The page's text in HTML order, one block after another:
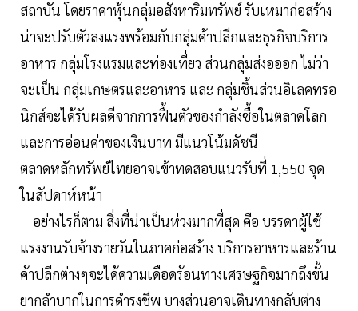
สถาบัน โดยราคาหุ้นกลุ่มอสังหาริมทรัพย์ รับเหมาก่อสร้าง
น่าจะปรับตัวลงแรงพร้อมกับกลุ่มค้าปลีกและธุรกิจบริการ
อาหาร กลุ่มโรงแรมและท่องเที่ยว ส่วนกลุ่มส่งอออก ไม่ว่า
จะเป็น กลุ่มเกษตรและอาหาร และ กลุ่มชิ้นส่วนอิเลคทรอ
นิกส์จะได้รับผลดีจากการฟื้นตัวของกำลังซื้อในตลาดโลก
และการอ่อนค่าของเงินบาท มีแนวโน้มดัชนี
ตลาดหลักทรัพย์ไทยอาจเข้าทดสอบแนวรับที่ 1,550 จุด
ในสัปดาห์หน้า
อย่างไรก็ตาม สิ่งที่น่าเป็นห่วงมากที่สุด คือ บรรดาผู้ใช้
แรงงานรับจ้างรายวันในภาคก่อสร้าง บริการอาหารและร้าน
ค้าปลีกต่างๆจะได้ความเดือดร้อนทางเศรษฐกิจมากถึงขั้น
ยากลำบากในการดำรงชีพ บางส่วนอาจเดินทางกลับต่าง